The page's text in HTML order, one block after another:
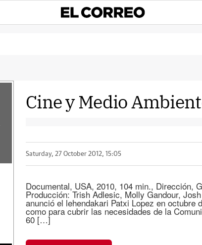
Cine y Medio
Saturday, 27 October 2012, 15:05
Documental, USA, 2010, 104 min., Dirección,
Producción: Trish Adlesic, Molly Gandour,
anunció el lehendakari Patxi Lopez en octubre
como para cubrir las necesidades de la
60 […]